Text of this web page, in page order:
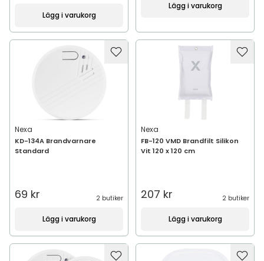
Lägg i varukorg
Lägg i varukorg
Nexa
KD-134A Brandvarnare
Standard
69 kr 2 butiker
Lägg i varukorg
Nexa
FB-120 VMD Brandfilt Silikon
Vit 120 x 120 cm
207 kr 2 butiker
Lägg i varukorg